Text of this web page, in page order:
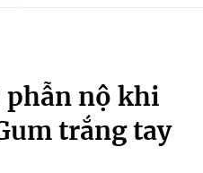
phẫn nộ khi
trắng tay